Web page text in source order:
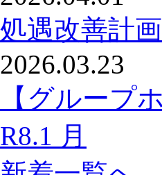
処遇改善計
2026.03.23
【グループ
R8.1 月